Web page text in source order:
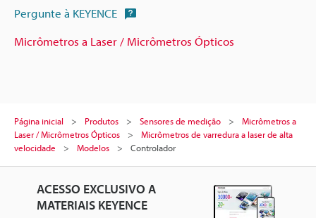
Pergunte à KEYENCE
Micrômetros a Laser / Micrômetros Ópticos
Página inicial Produtos Sensores de medição
Micrômetros a
Laser / Micrômetros Ópticos
Micrômetros de varredura a laser de alta
velocidade
Modelos Controlador
ACESSO EXCLUSIVO A
MATERIAIS KEYENCE